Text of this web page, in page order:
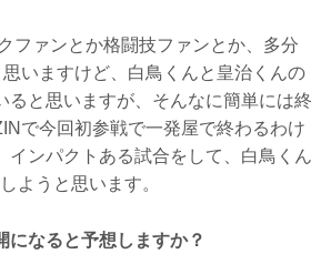
ファンとか格闘技ファンとか、多分
いますけど、白鳥くんと皇治くんの
ると思いますが、そんなに簡単には終
で今回初参戦で一発屋で終わるわけ
インパクトある試合をして、白鳥くん
ようと思います。
なると予想しますか？